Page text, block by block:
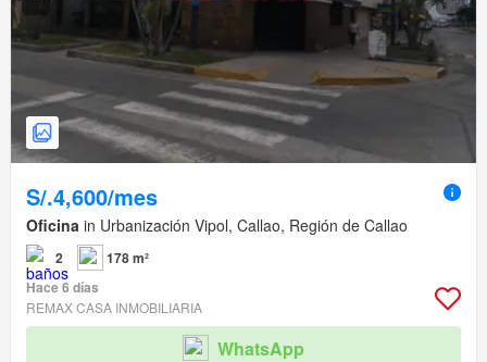
S/.4,600/mes
Oficina in Urbanización Vipol, Callao, Región de Callao
2
178 m²
Hace 6 días
REMAX CASA INMOBILIARIA
WhatsApp